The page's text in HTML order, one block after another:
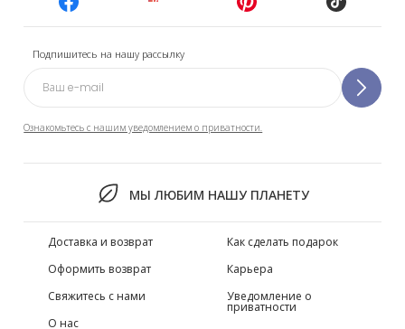
Подпишитесь на нашу рассылку
Ознакомьтесь с нашим уведомлением о приватности.
МЫ ЛЮБИМ НАШУ ПЛАНЕТУ
Доставка и возврат
Оформить возврат
Свяжитесь с нами
О нас
Как сделать подарок
Карьера
Уведомление о
приватности